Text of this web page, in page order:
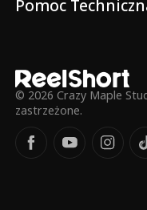
Pomoc
© 2026 Crazy Maple
zastrzeżone.